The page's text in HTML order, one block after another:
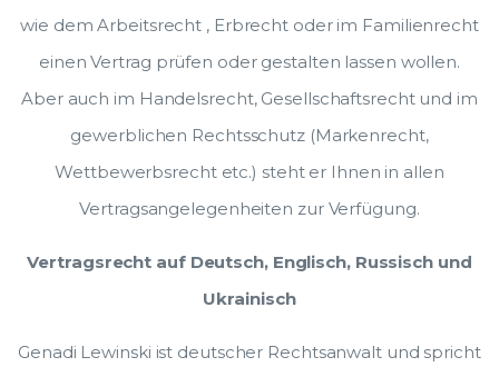
wie dem Arbeitsrecht , Erbrecht oder im Familienrecht
einen Vertrag prüfen oder gestalten lassen wollen.
Aber auch im Handelsrecht, Gesellschaftsrecht und im
gewerblichen Rechtsschutz (Markenrecht,
Wettbewerbsrecht etc.) steht er Ihnen in allen
Vertragsangelegenheiten zur Verfügung.
Vertragsrecht auf Deutsch, Englisch, Russisch und
Ukrainisch
Genadi Lewinski ist deutscher Rechtsanwalt und spricht